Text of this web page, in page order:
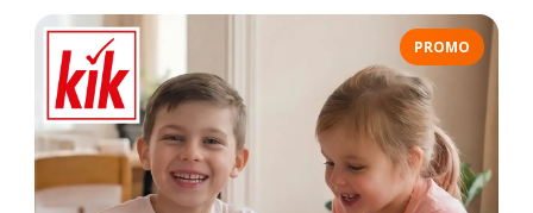
PROMO